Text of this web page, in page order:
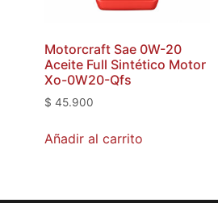
Motorcraft Sae 0W-20
Aceite Full Sintético Motor
Xo-0W20-Qfs
$ 45.900
Añadir al carrito